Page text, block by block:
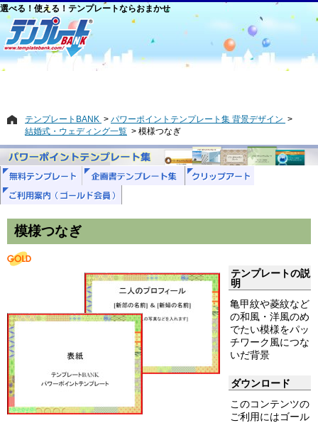
選べる！使える！テンプレートならおまかせ
テンプレートBANK
パワーポイントテンプレート集 背景デザイン
結婚式・ウェディング一覧
模様つなぎ
模様つなぎ
テンプレートの説
明
亀甲紋や菱紋など
の和風・洋風のめ
でたい模様をパッ
チワーク風につな
いだ背景
ダウンロード
このコンテンツの
ご利用にはゴール